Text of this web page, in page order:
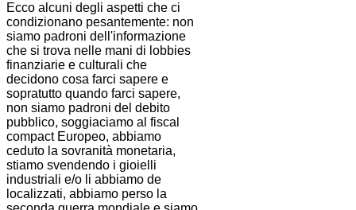
Ecco alcuni degli aspetti che ci
condizionano pesantemente: non
siamo padroni dell'informazione
che si trova nelle mani di lobbies
finanziarie e culturali che
decidono cosa farci sapere e
sopratutto quando farci sapere,
non siamo padroni del debito
pubblico, soggiaciamo al fiscal
compact Europeo, abbiamo
ceduto la sovranità monetaria,
stiamo svendendo i gioielli
industriali e/o li abbiamo de
localizzati, abbiamo perso la